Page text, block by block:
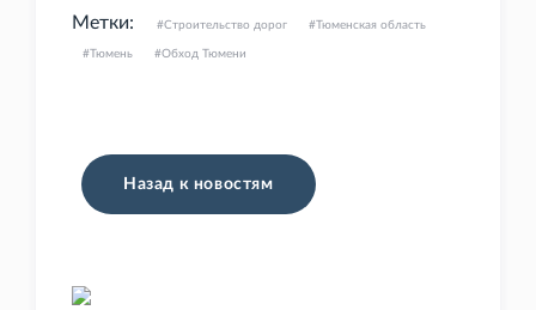
Метки: Строительство дорог Тюменская область
Тюмень Обход Тюмени
Назад к новостям